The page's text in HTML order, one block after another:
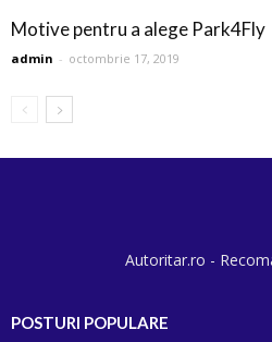
Motive pentru a alege Park4Fly
admin - octombrie 17, 2019
Autoritar.ro -
POSTURI POPULARE